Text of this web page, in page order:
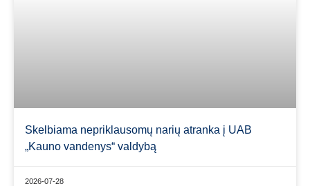
Skelbiama nepriklausomų narių atranka į UAB
„Kauno vandenys“ valdybą
2026-07-28